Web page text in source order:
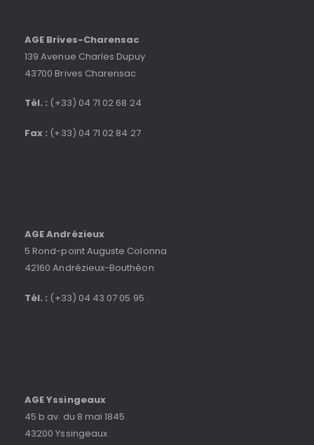
AGE Brives-Charensac
139 Avenue Charles Dupuy
43700 Brives Charensac
Tél. : (+33) 04 71 02 68 24
Fax : (+33) 04 71 02 84 27
AGE Andrézieux
5 Rond-point Auguste Colonna
42160 Andrézieux-Bouthéon
Tél. : (+33) 04 43 07 05 95
AGE Yssingeaux
45 b av. du 8 mai 1845
43200 Yssingeaux